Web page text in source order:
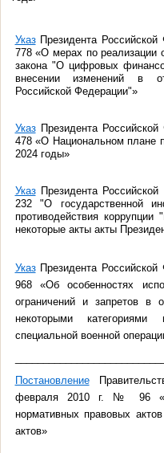
УказПрезидента
778 «О мерах по реализации
закона "О цифровых
внесении изменений в
Российской Федерации"»
УказПрезидента
478 «О Национальном плане
2024 годы»
УказПрезидента
232 "О государственной
противодействия
некоторые акты акты
УказПрезидента
968 «Об особенностях
ограничений и запретов в
некоторыми
специальной военной
Постановление
февраля 2010 г. № 96 «Об
нормативных правовых
актов»